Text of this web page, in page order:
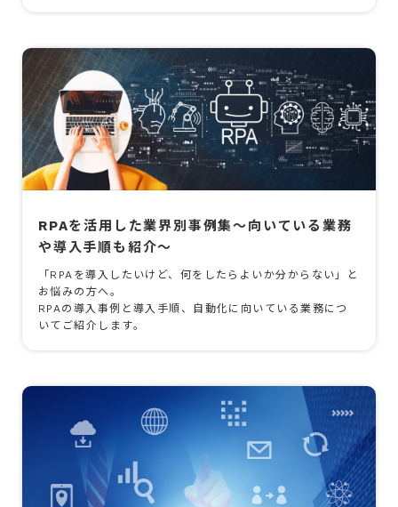
RPAを活用した業界別事例集～向いている業務
や導入手順も紹介～
「RPAを導入したいけど、何をしたらよいか分からない」と
お悩みの方へ。
RPAの導入事例と導入手順、自動化に向いている業務につ
いてご紹介します。